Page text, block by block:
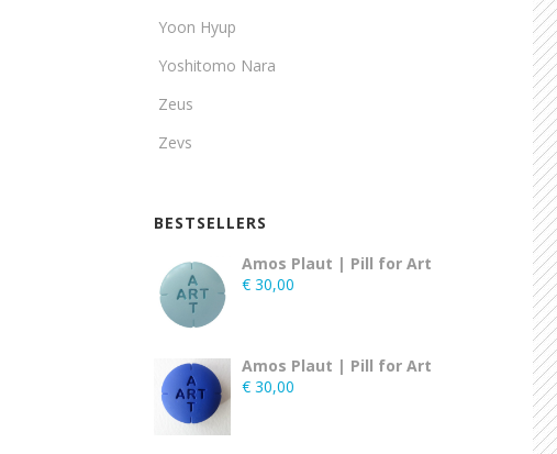
Yoon Hyup
Yoshitomo Nara
Zeus
Zevs
BESTSELLERS
Amos Plaut | Pill for Art
€ 30,00
Amos Plaut | Pill for Art
€ 30,00